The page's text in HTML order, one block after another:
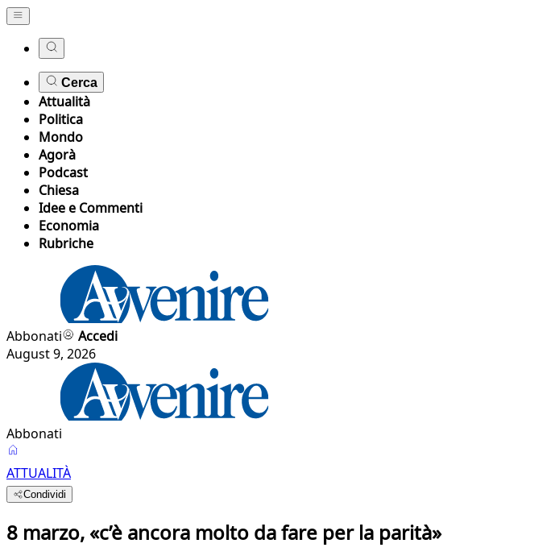
Cerca
Attualità
Politica
Mondo
Agorà
Podcast
Chiesa
Idee e Commenti
Economia
Rubriche
Abbonati
Accedi
August 9, 2026
Abbonati
ATTUALITÀ
Condividi
8 marzo, «c’è ancora molto da fare per la parità»